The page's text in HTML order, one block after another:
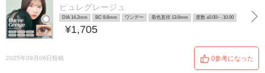
ピュレグレージュ
DIA 14.2mm BC 8.6mm ワンデー 着色直径 13.6mm 度数 ±0.00~ -10.00
¥1,705
2025年09月06日投稿 0参考になった